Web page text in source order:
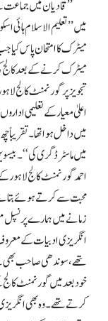
’’قادیان میں جماعت
میں ’’تعلیم الاسلام ہائی
میٹرک کا امتحان پاس کیا
میٹرک کرنے کے بعد کالج
تجویز پر گورنمنٹ کالج
میں داخل ہوا تھا۔ تقریباً
میں ماسٹر ڈگری کی‘‘۔
احمد گورنمنٹ کالج لاہور
محبت سے کرتے ہوئے
زمانے میں ہمارے پرنسپل
انگریزی ادبیات کے
تھے، سوندھی صاحب بھی
خود بعد میں گورنمنٹ
کرتے تھے۔ وہ بھی